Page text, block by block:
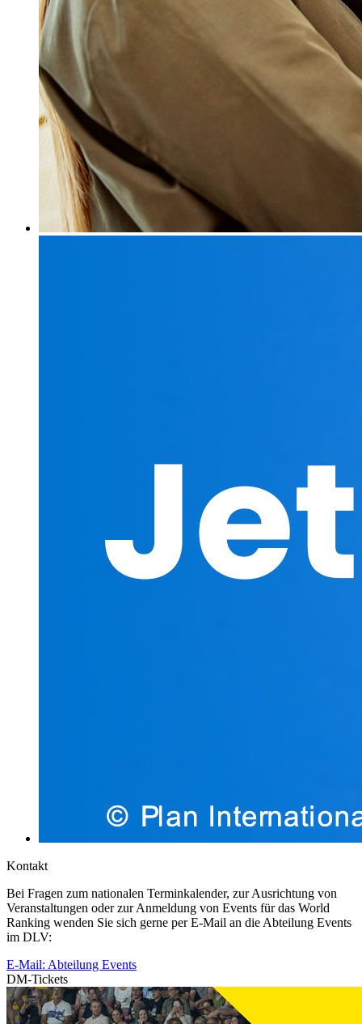
Kontakt
Bei Fragen zum nationalen Terminkalender, zur Ausrichtung von
Veranstaltungen oder zur Anmeldung von Events für das World
Ranking wenden Sie sich gerne per E-Mail an die Abteilung Events
im DLV:
E-Mail: Abteilung Events
DM-Tickets